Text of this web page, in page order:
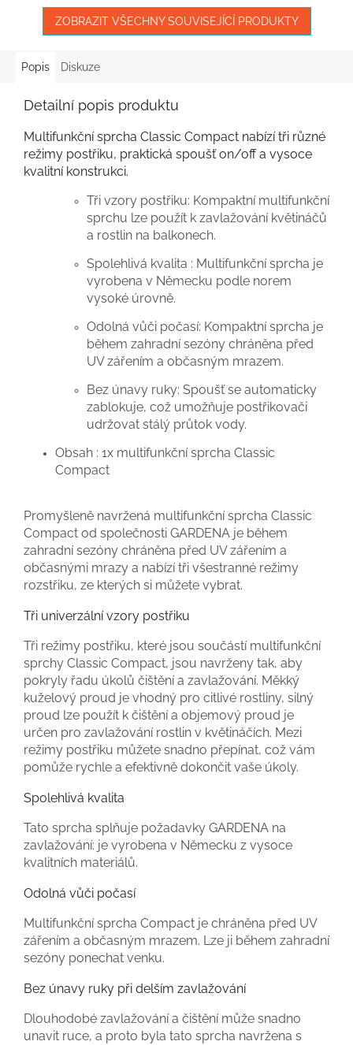
ZOBRAZIT VŠECHNY SOUVISEJÍCÍ PRODUKTY
Popis Diskuze
Detailní popis produktu
Multifunkční sprcha Classic Compact nabízí tři různé
režimy postřiku, praktická spoušť on/off a vysoce
kvalitní konstrukci.
Tři vzory postřiku: Kompaktní multifunkční
sprchu lze použít k zavlažování květináčů
a rostlin na balkonech.
Spolehlivá kvalita : Multifunkční sprcha je
vyrobena v Německu podle norem
vysoké úrovně.
Odolná vůči počasí: Kompaktní sprcha je
během zahradní sezóny chráněna před
UV zářením a občasným mrazem.
Bez únavy ruky: Spoušť se automaticky
zablokuje, což umožňuje postřikovači
udržovat stálý průtok vody.
Obsah : 1x multifunkční sprcha Classic
Compact
Promyšleně navržená multifunkční sprcha Classic
Compact od společnosti GARDENA je během
zahradní sezóny chráněna před UV zářením a
občasnými mrazy a nabízí tři všestranné režimy
rozstřiku, ze kterých si můžete vybrat.
Tři univerzální vzory postřiku
Tři režimy postřiku, které jsou součástí multifunkční
sprchy Classic Compact, jsou navrženy tak, aby
pokryly řadu úkolů čištění a zavlažování. Měkký
kuželový proud je vhodný pro citlivé rostliny, silný
proud lze použít k čištění a objemový proud je
určen pro zavlažování rostlin v květináčích. Mezi
režimy postřiku můžete snadno přepínat, což vám
pomůže rychle a efektivně dokončit vaše úkoly.
Spolehlivá kvalita
Tato sprcha splňuje požadavky GARDENA na
zavlažování: je vyrobena v Německu z vysoce
kvalitních materiálů.
Odolná vůči počasí
Multifunkční sprcha Compact je chráněna před UV
zářením a občasným mrazem. Lze ji během zahradní
sezóny ponechat venku.
Bez únavy ruky při delším zavlažování
Dlouhodobé zavlažování a čištění může snadno
unavit ruce, a proto byla tato sprcha navržena s